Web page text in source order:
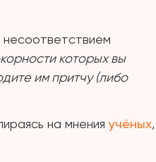
которых вы
им притчу (либо
на мненияучёных,